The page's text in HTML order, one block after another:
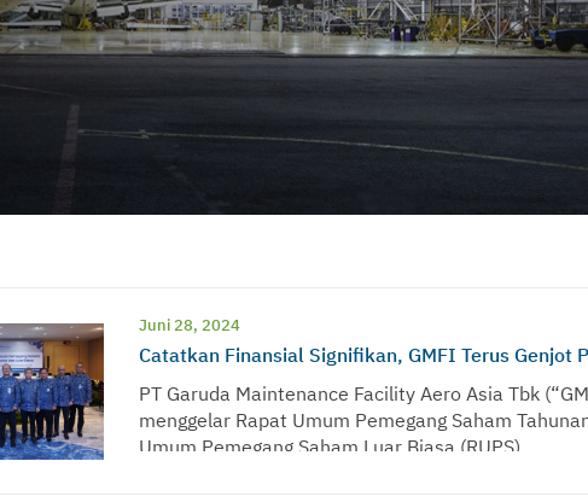
Juni 28, 2024
Catatkan Finansial Signifikan, GMFI Terus Genjot
PT Garuda Maintenance Facility Aero Asia Tbk
menggelar Rapat Umum Pemegang Saham
Umum Pemegang Saham Luar Biasa (RUPS)